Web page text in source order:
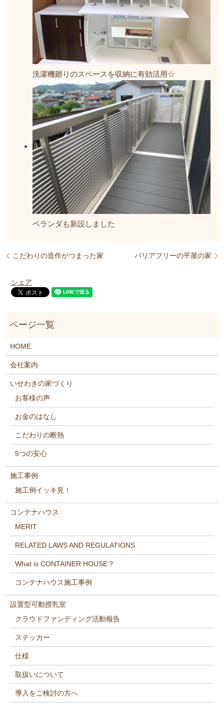
洗濯機廻りのスペースを収納に有効活用☆
ベランダも新設しました
こだわりの造作がつまった家 バリアフリーの平屋の家
シェア
HOME
会社案内
いせわきの家づくり
お客様の声
お金のはなし
こだわりの断熱
5つの安心
施工事例
施工例イッキ見！
コンテナハウス
MERIT
RELATED LAWS AND REGULATIONS
What is CONTAINER HOUSE？
コンテナハウス施工事例
設置型可動授乳室
クラウドファンディング活動報告
ステッカー
仕様
取扱いについて
導入をご検討の方へ